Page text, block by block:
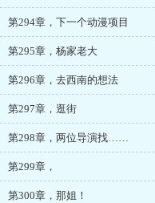
第294章，下一个动漫项目
第295章，杨家老大
第296章，去西南的想法
第297章，逛街
第298章，两位导演找……
第299章，
第300章，那姐！